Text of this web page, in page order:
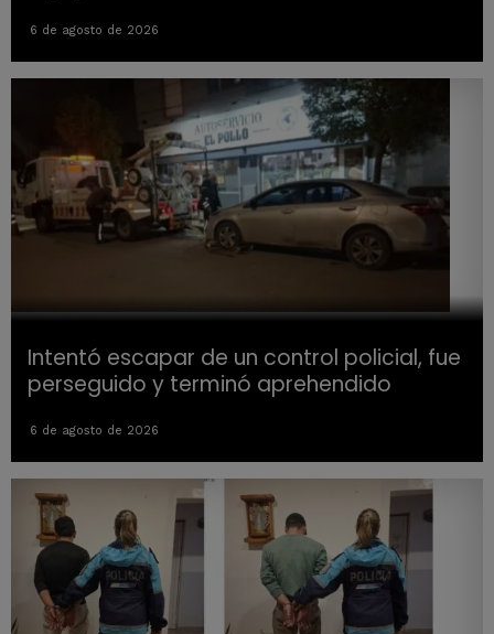
6 de agosto de 2026
Intentó escapar de un control policial, fue
perseguido y terminó aprehendido
6 de agosto de 2026